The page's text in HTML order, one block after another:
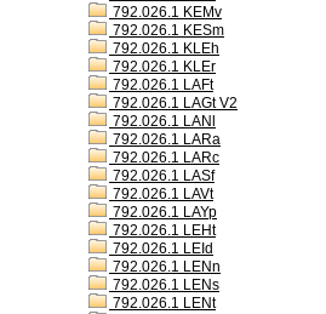
792.026.1 KEMv
792.026.1 KESm
792.026.1 KLEh
792.026.1 KLEr
792.026.1 LAFt
792.026.1 LAGt V2
792.026.1 LANl
792.026.1 LARa
792.026.1 LARc
792.026.1 LASf
792.026.1 LAVt
792.026.1 LAYp
792.026.1 LEHt
792.026.1 LEId
792.026.1 LENn
792.026.1 LENs
792.026.1 LENt